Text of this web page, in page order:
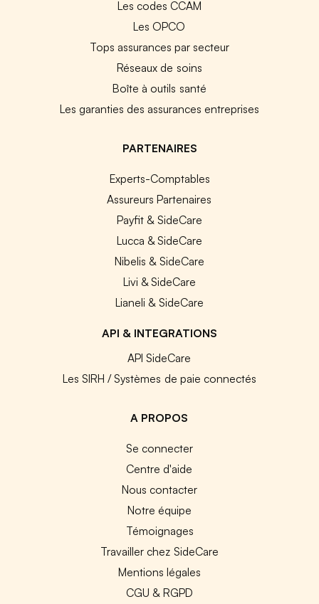
Les codes CCAM
Les OPCO
Tops assurances par secteur
Réseaux de soins
Boîte à outils santé
Les garanties des assurances entreprises
PARTENAIRES
Experts-Comptables
Assureurs Partenaires
Payfit & SideCare
Lucca & SideCare
Nibelis & SideCare
Livi & SideCare
Lianeli & SideCare
API & INTEGRATIONS
API SideCare
Les SIRH / Systèmes de paie connectés
A PROPOS
Se connecter
Centre d'aide
Nous contacter
Notre équipe
Témoignages
Travailler chez SideCare
Mentions légales
CGU & RGPD